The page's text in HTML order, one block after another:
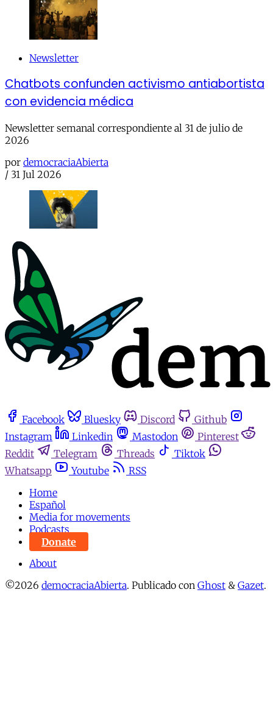
Newsletter
Chatbots confunden activismo antiabortista
con evidencia médica
Newsletter semanal correspondiente al 31 de julio de
2026
por democraciaAbierta
/ 31 Jul 2026
Facebook Bluesky Discord
Github
Instagram
Linkedin Mastodon
Pinterest
Reddit
Telegram Threads
Tiktok
Whatsapp
Youtube
RSS
Home
Español
Media for movements
Podcasts
Donate
About
©2026 democraciaAbierta. Publicado con Ghost & Gazet.